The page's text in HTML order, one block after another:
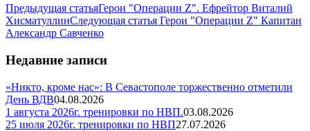
Предыдущая статьяГерои "Операции Z". Ефрейтор Виталий
ХисматуллинСледующая статья Герои "Операции Z" Капитан
Александр Савченко
Недавние записи
«Никто, кроме нас»: В Севастополе торжественно отметили
День ВДВ04.08.2026
1 августа 2026г. тренировки по НВП.03.08.2026
25 июля 2026г. тренировки по НВП27.07.2026